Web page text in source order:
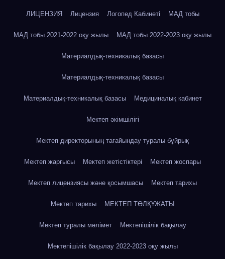
ЛИЦЕНЗИЯ Лицензия Логопед Кабинеті МАД тобы
МАД тобы 2021-2022 оқу жылы МАД тобы 2022-2023 оқу жылы
Материалдық-техникалық базасы
Материалдық-техникалық базасы
Материалдық-техникалық базасы Медициналық кабинет
Мектеп әкімшілігі
Мектеп директорының тағайындау туралы бұйрық
Мектеп жарғысы Мектеп жетістіктері Мектеп жоспары
Мектеп лицензиясы және қосымшасы Мектеп тарихы
Мектеп тарихы МЕКТЕП ТӨЛҚҰЖАТЫ
Мектеп туралы мәлімет Мектепішілік бақылау
Мектепішілік бақылау 2022-2023 оқу жылы